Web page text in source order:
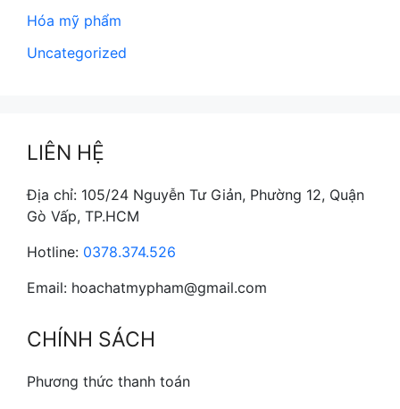
Hóa mỹ phẩm
Uncategorized
LIÊN HỆ
Địa chỉ: 105/24 Nguyễn Tư Giản, Phường 12, Quận
Gò Vấp, TP.HCM
Hotline: 0378.374.526
Email: hoachatmypham@gmail.com
CHÍNH SÁCH
Phương thức thanh toán